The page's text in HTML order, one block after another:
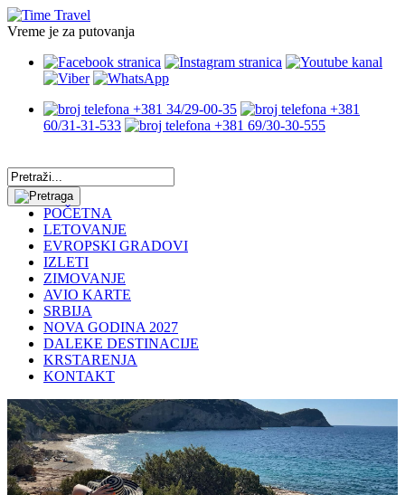
Vreme je za putovanja
+381 34/29-00-35
+381
60/31-31-533
+381 69/30-30-555
POČETNA
LETOVANJE
EVROPSKI GRADOVI
IZLETI
ZIMOVANJE
AVIO KARTE
SRBIJA
NOVA GODINA 2027
DALEKE DESTINACIJE
KRSTARENJA
KONTAKT